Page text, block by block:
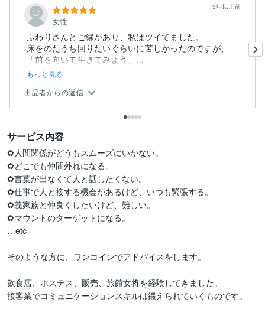
女性
3年以上前
ふわりさんとご縁があり、私はツイてました。
床をのたうち回りたいぐらいに苦しかったのですが、
「前を向いて生きてみよう」...
もっと見る
出品者からの返信
サービス内容
✿人間関係がどうもスムーズにいかない。
✿どこでも仲間外れになる。
✿言葉が出なくて人と話したくない。
✿仕事で人と接する機会があるけど、いつも緊張する。
✿義家族と仲良くしたいけど、難しい。
✿マウントのターゲットになる。
…etc
そのような方に、ワンコインでアドバイスをします。
飲食店、ホステス、販売、旅館女将を経験してきました。
接客業でコミュニケーションスキルは鍛えられていくものです。